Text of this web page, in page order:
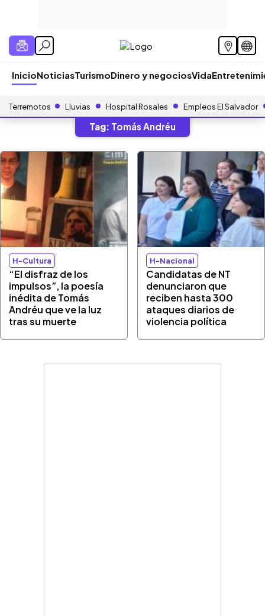
InicioNoticiasTurismoDinero y negociosVida
Terremotos Lluvias Hospital Rosales Empleos El Salvador
Tag: Tomás Andréu
H-Cultura
“El disfraz de los
impulsos”, la poesía
inédita de Tomás
Andréu que ve la luz
tras su muerte
H-Nacional
Candidatas de NT
denunciaron que
reciben hasta 300
ataques diarios de
violencia política